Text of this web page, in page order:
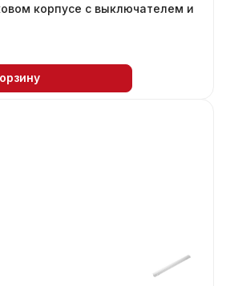
корпусе с выключателем и